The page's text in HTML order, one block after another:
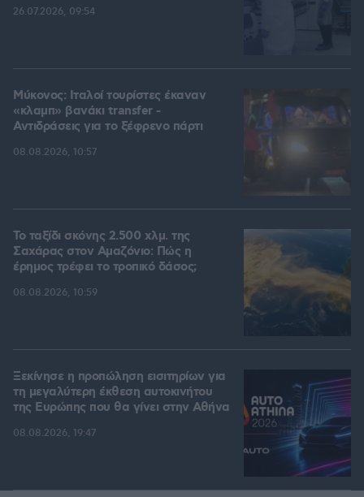
26.07.2026, 09:54
Μύκονος: Ιταλοί τουρίστες έκαναν
«κλαμπ» βανάκι transfer -
Αντιδράσεις για το ξέφρενο πάρτι
08.08.2026, 10:57
Το ταξίδι σκόνης 2.500 χλμ. της
Σαχάρας στον Αμαζόνιο: Πώς η
έρημος τρέφει το τροπικό δάσος;
08.08.2026, 10:59
Ξεκίνησε η προπώληση εισιτηρίων για
τη μεγαλύτερη έκθεση αυτοκινήτου
της Ευρώπης που θα γίνει στην Αθήνα
08.08.2026, 19:47